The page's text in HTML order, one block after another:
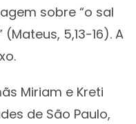
sobre “o sal
5,13-16). A
Miriam e Kreti
de São Paulo,